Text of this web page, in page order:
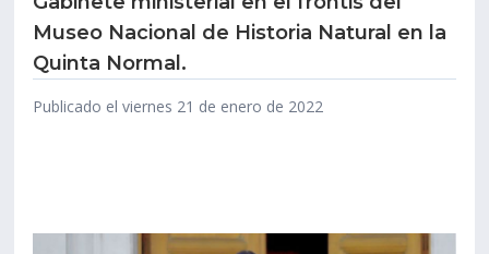
Estudiantes
Académicos
Funcionarios
Egresados
Museo Nacional de Historia Natural en la
Quinta Normal.
Publicado el viernes 21 de enero de 2022